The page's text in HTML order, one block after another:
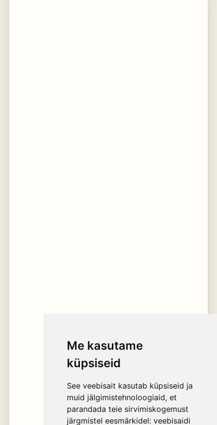
Me kasutame
küpsiseid
See veebisait kasutab küpsiseid ja
muid jälgimistehnoloogiaid, et
parandada teie sirvimiskogemust
järgmistel eesmärkidel: veebisaidi